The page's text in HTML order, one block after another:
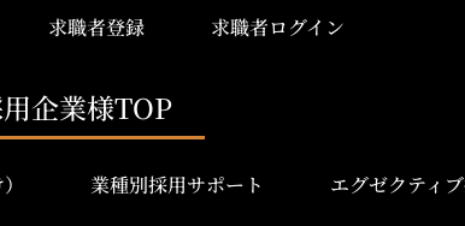
求職者登録 求職者ログイン
企業様TOP
業種別採用サポート エグゼクティ